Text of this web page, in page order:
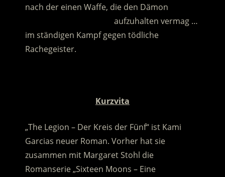
nach der einen Waffe, die den Dämon
aufzuhalten vermag …
im ständigen Kampf gegen tödliche
Rachegeister.
Kurzvita
„The Legion – Der Kreis der Fünf“ ist Kami
Garcias neuer Roman. Vorher hat sie
zusammen mit Margaret Stohl die
Romanserie „Sixteen Moons – Eine